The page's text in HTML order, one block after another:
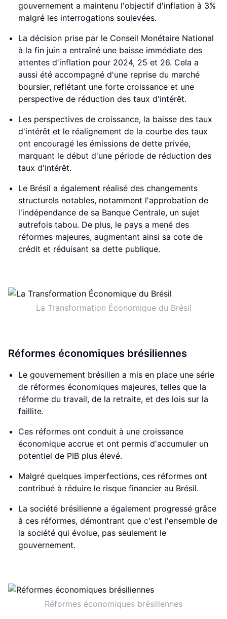
gouvernement a maintenu l'objectif d'inflation à 3%
malgré les interrogations soulevées.
La décision prise par le Conseil Monétaire National
à la fin juin a entraîné une baisse immédiate des
attentes d'inflation pour 2024, 25 et 26. Cela a
aussi été accompagné d'une reprise du marché
boursier, reflétant une forte croissance et une
perspective de réduction des taux d'intérêt.
Les perspectives de croissance, la baisse des taux
d'intérêt et le réalignement de la courbe des taux
ont encouragé les émissions de dette privée,
marquant le début d'une période de réduction des
taux d'intérêt.
Le Brésil a également réalisé des changements
structurels notables, notamment l'approbation de
l'indépendance de sa Banque Centrale, un sujet
autrefois tabou. De plus, le pays a mené des
réformes majeures, augmentant ainsi sa cote de
crédit et réduisant sa dette publique.
La Transformation Économique du Brésil
Réformes économiques brésiliennes
Le gouvernement brésilien a mis en place une série
de réformes économiques majeures, telles que la
réforme du travail, de la retraite, et des lois sur la
faillite.
Ces réformes ont conduit à une croissance
économique accrue et ont permis d'accumuler un
potentiel de PIB plus élevé.
Malgré quelques imperfections, ces réformes ont
contribué à réduire le risque financier au Brésil.
La société brésilienne a également progressé grâce
à ces réformes, démontrant que c'est l'ensemble de
la société qui évolue, pas seulement le
gouvernement.
Réformes économiques brésiliennes